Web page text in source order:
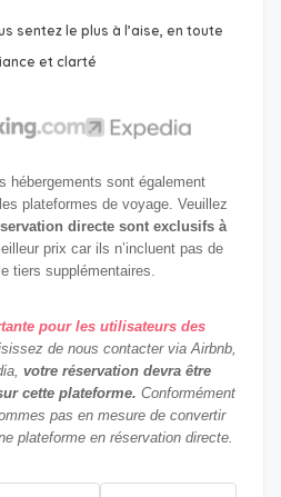
sentez le plus à l’aise, en toute
et clarté
hébergements sont également
plateformes de voyage. Veuillez
directe sont exclusifs à
prix car ils n’incluent pas de
tiers supplémentaires.
pour les utilisateurs des
de nous contacter via Airbnb,
votre réservation devra être
cette plateforme. Conformément
pas en mesure de convertir
plateforme en réservation directe.